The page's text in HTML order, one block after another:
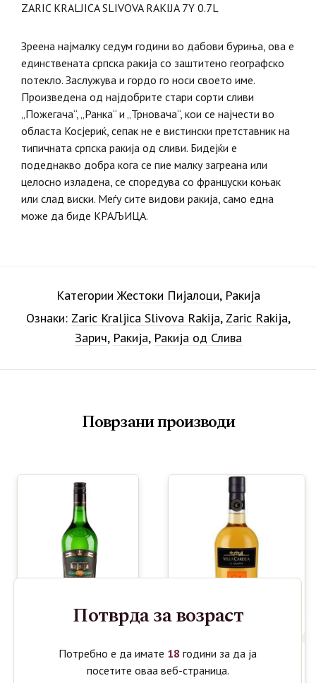
ZARIC KRALJICA SLIVOVA RAKIJA 7Y 0.7L
Зреена најмалку седум години во дабови буриња, ова е
единствената српска ракија со заштитено географско
потекло. Заслужува и гордо го носи своето име.
Произведена од најдобрите стари сорти сливи
„Пожегача“, „Ранка“ и „Трновача“, кои се најчести во
областа Косјериќ, сепак не е вистински претставник на
типичната српска ракија од сливи. Бидејќи е
подеднакво добра кога се пие малку загреана или
целосно изладена, се споредува со француски коњак
или слад виски. Меѓу сите видови ракија, само една
може да биде КРАЉИЦА.
КатегорииЖестоки Пијалоци, Ракија
Ознаки: Zaric Kraljica Slivova Rakija, Zaric Rakija,
Зарич, Ракија, Ракија од Слива
Поврзани производи
TAKOVO
1080
VILLA CARDEA
Потврда за возраст
Потребно е да имате 18 години за да ја
посетите оваа веб-страница.